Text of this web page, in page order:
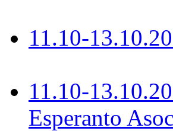
11.10-
11.10-
Esperanto